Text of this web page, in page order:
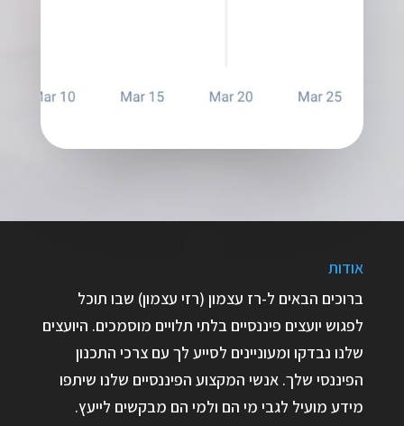
אודות
ברוכים הבאים ל-רז עצמון (רזי עצמון) שבו תוכל
לפגוש יועצים פיננסיים בלתי תלויים מוסמכים. היועצים
שלנו נבדקו ומעוניינים לסייע לך עם צרכי התכנון
הפיננסי שלך. אנשי המקצוע הפיננסיים שלנו שיתפו
מידע מועיל לגבי מי הם ולמי הם מבקשים לייעץ.